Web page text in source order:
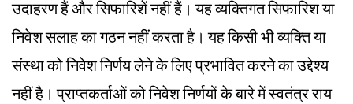
उदाहरण हैं और सिफारिशें नहीं हैं। यह व्यक्तिगत सिफारिश या
निवेश सलाह का गठन नहीं करता है। यह किसी भी व्यक्ति या
संस्था को निवेश निर्णय लेने के लिए प्रभावित करने का उद्देश्य
नहीं है। प्राप्तकर्ताओं को निवेश निर्णयों के बारे में स्वतंत्र राय